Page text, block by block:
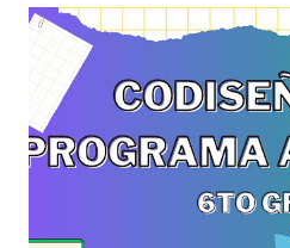
que sea una herramienta que
dentro del aula, cuya estructura
como estudiantes, ir marcando
sus necesidades y las de su
creadores de estos increibles
dedicacion y trabajo podemos
didacticas, recuerden que